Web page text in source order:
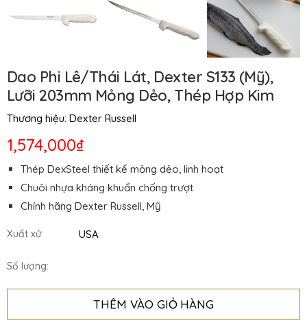
Dao Phi Lê/Thái Lát, Dexter S133 (Mỹ),
Lưỡi 203mm Mỏng Dẻo, Thép Hợp Kim
Thương hiệu: Dexter Russell
1,574,000₫
Thép DexSteel thiết kế mỏng dẻo, linh hoạt
Chuôi nhựa kháng khuẩn chống trượt
Chính hãng Dexter Russell, Mỹ
Xuất xứ: USA
Số lượng:
THÊM VÀO GIỎ HÀNG